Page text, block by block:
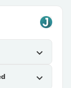
expand_more
expand_more